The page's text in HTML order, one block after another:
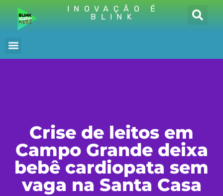
INOVAÇÃO É
BLINK
Crise de leitos em
Campo Grande deixa
bebê cardiopata sem
vaga na Santa Casa